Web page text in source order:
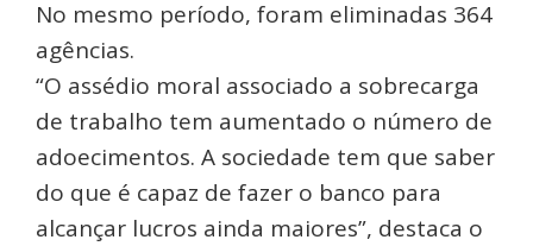
No mesmo período, foram eliminadas 364
agências.
“O assédio moral associado a sobrecarga
de trabalho tem aumentado o número de
adoecimentos. A sociedade tem que saber
do que é capaz de fazer o banco para
alcançar lucros ainda maiores”, destaca o